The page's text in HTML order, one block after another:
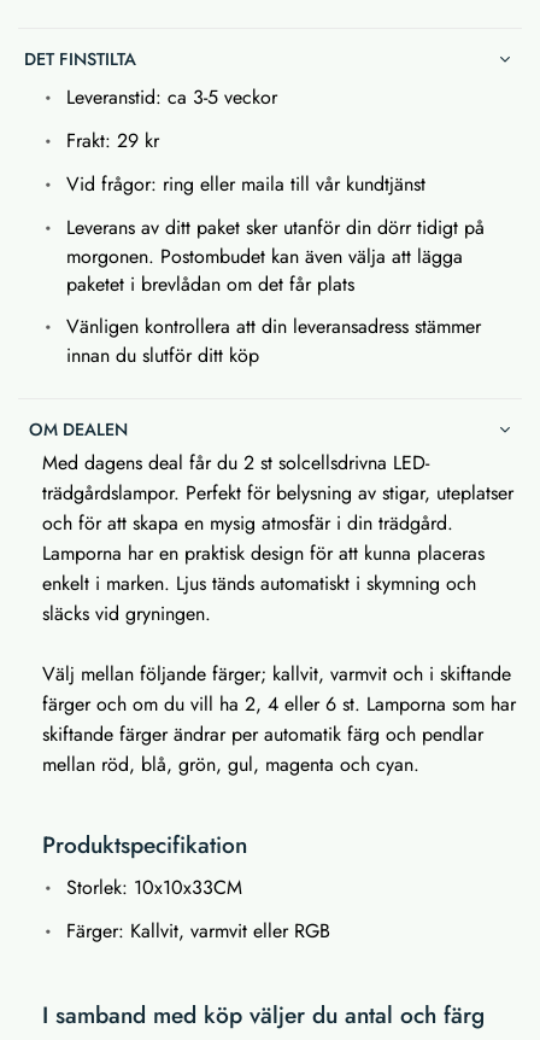
DET FINSTILTA
Leveranstid: ca 3-5 veckor
Frakt: 29 kr
Vid frågor: ring eller maila till vår kundtjänst
Leverans av ditt paket sker utanför din dörr tidigt på
morgonen. Postombudet kan även välja att lägga
paketet i brevlådan om det får plats
Vänligen kontrollera att din leveransadress stämmer
innan du slutför ditt köp
OM DEALEN
Med dagens deal får du 2 st solcellsdrivna LED-
trädgårdslampor. Perfekt för belysning av stigar, uteplatser
och för att skapa en mysig atmosfär i din trädgård.
Lamporna har en praktisk design för att kunna placeras
enkelt i marken. Ljus tänds automatiskt i skymning och
släcks vid gryningen.
Välj mellan följande färger; kallvit, varmvit och i skiftande
färger och om du vill ha 2, 4 eller 6 st. Lamporna som har
skiftande färger ändrar per automatik färg och pendlar
mellan röd, blå, grön, gul, magenta och cyan.
Produktspecifikation
Storlek: 10x10x33CM
Färger: Kallvit, varmvit eller RGB
I samband med köp väljer du antal och färg